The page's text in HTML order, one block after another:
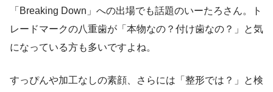
「Breaking Down」への出場でも話題のいーたろさん。ト
レードマークの八重歯が「本物なの？付け歯なの？」と気
になっている方も多いですよね。
すっぴんや加工なしの素顔、さらには「整形では？」と検